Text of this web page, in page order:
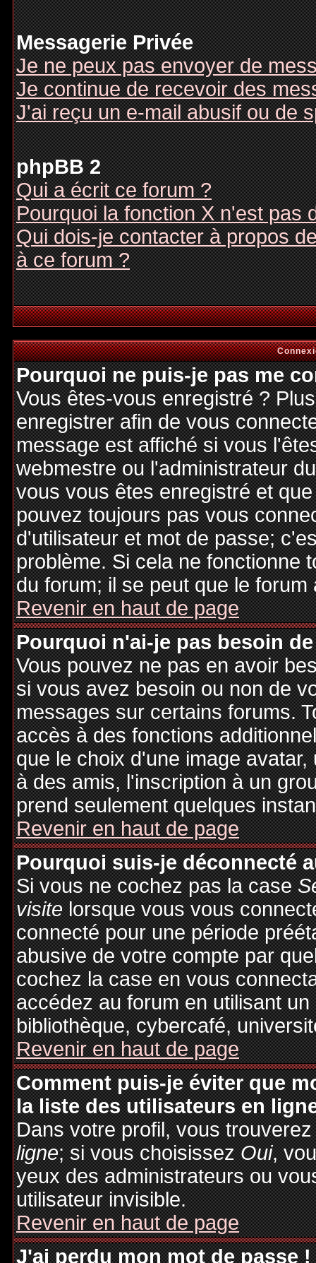
Messagerie Privée
Je ne peux pas envoyer de
Je continue de recevoir des
J'ai reçu un e-mail abusif ou de
phpBB 2
Qui a écrit ce forum ?
Pourquoi la fonction X n'est pas
Qui dois-je contacter à propos
à ce forum ?
Pourquoi ne puis-je pas me
Vous êtes-vous enregistré ?
enregistrer afin de vous
message est affiché si vous
webmestre ou l'administrateur
vous vous êtes enregistré et
pouvez toujours pas vous
d'utilisateur et mot de passe;
problème. Si cela ne fonctionne
du forum; il se peut que le
Revenir en haut de page
Pourquoi n'ai-je pas besoin
Vous pouvez ne pas en avoir
si vous avez besoin ou non de
messages sur certains forums.
accès à des fonctions
que le choix d'une image
à des amis, l'inscription à un
prend seulement quelques
Revenir en haut de page
Pourquoi suis-je déconnecté
Si vous ne cochez pas la case
visitelorsque vous vous
connecté pour une période
abusive de votre compte par
cochez la case en vous
accédez au forum en utilisant
bibliothèque, cybercafé,
Revenir en haut de page
Comment puis-je éviter que
la liste des utilisateurs en
Dans votre profil, vous
ligne; si vous choisissezOui,
yeux des administrateurs ou
utilisateur invisible.
Revenir en haut de page
J'ai perdu mon mot de passe !